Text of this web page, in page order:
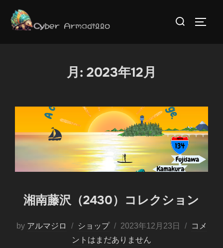
検
月: 2023年12月
湘南藤沢（2430）コレクション
by アルマジロ ショップ
投
稿
2023年12月23日
コメ
ントはまだありません